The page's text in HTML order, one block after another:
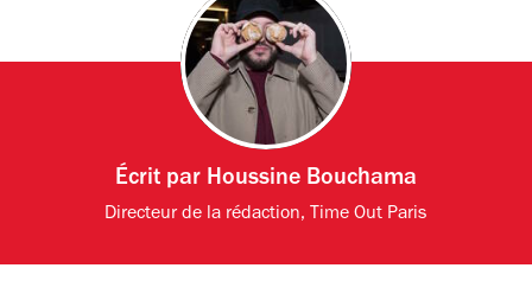
Écrit par Houssine Bouchama
Directeur de la rédaction, Time Out Paris